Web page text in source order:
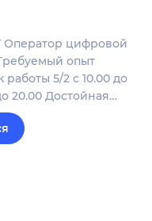
Оператор цифровой
опыт
работы 5/2 с 10.00 до
20.00 Достойная…